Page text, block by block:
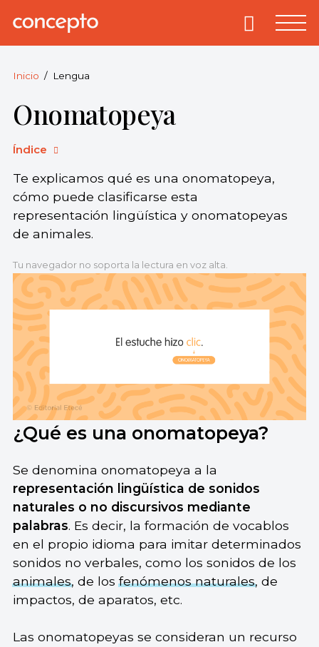
Concepto.
derechos
reservados.
Primary
Inicio Lengua
Onomatopeya
Índice
Te explicamos qué es una onomatopeya,
cómo puede clasificarse esta
representación lingüística y onomatopeyas
de animales.
Tu navegador no soporta la lectura en voz alta.
¿Qué es una onomatopeya?
Se denomina onomatopeya a la
representación lingüística de sonidos
naturales o no discursivos mediante
palabras. Es decir, la formación de vocablos
en el propio idioma para imitar determinados
sonidos no verbales, como los sonidos de los
animales, de losfenómenos naturales, de
impactos, de aparatos, etc.
Las onomatopeyas se consideran un recurso